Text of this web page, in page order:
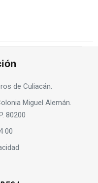
de Culiacán.
Miguel Alemán.
80200
00